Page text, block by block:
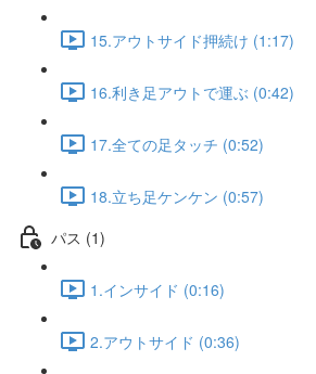
15.アウトサイド押続け (1:17)
16.利き足アウトで運ぶ (0:42)
17.全ての足タッチ (0:52)
18.立ち足ケンケン (0:57)
パス (1)
1.インサイド (0:16)
2.アウトサイド (0:36)